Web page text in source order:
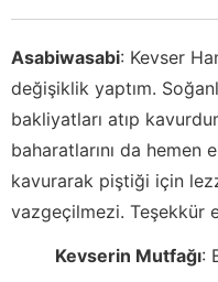
Asabiwasabi: Kevser
değişiklik yaptım.
bakliyatları atıp
baharatlarını da hemen
kavurarak piştiği için
vazgeçilmezi. Teşekkür
Kevserin Mutfağı: